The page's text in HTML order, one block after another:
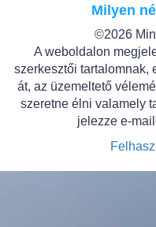
Milyen
©2026
A weboldalon
szerkesztői tartalomnak,
át, az üzemeltető
szeretne élni valamely
jelezze e-